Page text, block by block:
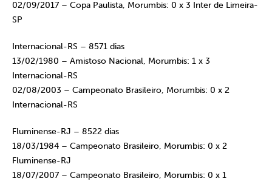
02/09/2017 – Copa Paulista, Morumbis: 0 x 3 Inter de Limeira-
SP
Internacional-RS – 8571 dias
13/02/1980 – Amistoso Nacional, Morumbis: 1 x 3
Internacional-RS
02/08/2003 – Campeonato Brasileiro, Morumbis: 0 x 2
Internacional-RS
Fluminense-RJ – 8522 dias
18/03/1984 – Campeonato Brasileiro, Morumbis: 0 x 2
Fluminense-RJ
18/07/2007 – Campeonato Brasileiro, Morumbis: 0 x 1